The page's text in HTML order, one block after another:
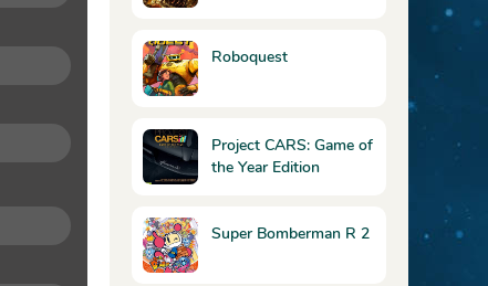
Roboquest
Project CARS: Game of
the Year Edition
Super Bomberman R 2